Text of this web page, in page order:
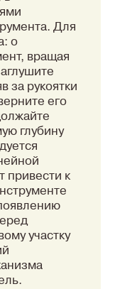
Для
o
вращая
за рукоятки
его
глубину
привести к
участку